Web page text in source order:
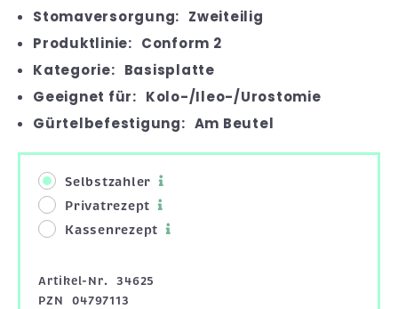
Stomaversorgung: Zweiteilig
Produktlinie: Conform 2
Kategorie: Basisplatte
Geeignet für: Kolo-/Ileo-/Urostomie
Gürtelbefestigung: Am Beutel
Selbstzahler
Privatrezept
Kassenrezept
Artikel-Nr.
34625
PZN
04797113